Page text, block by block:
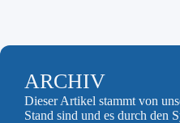
ARCHIV
Dieser Artikel stammt von
Stand sind und es durch den